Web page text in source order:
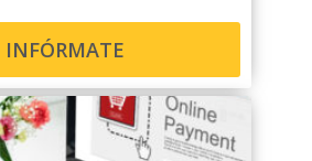
INFÓRMATE